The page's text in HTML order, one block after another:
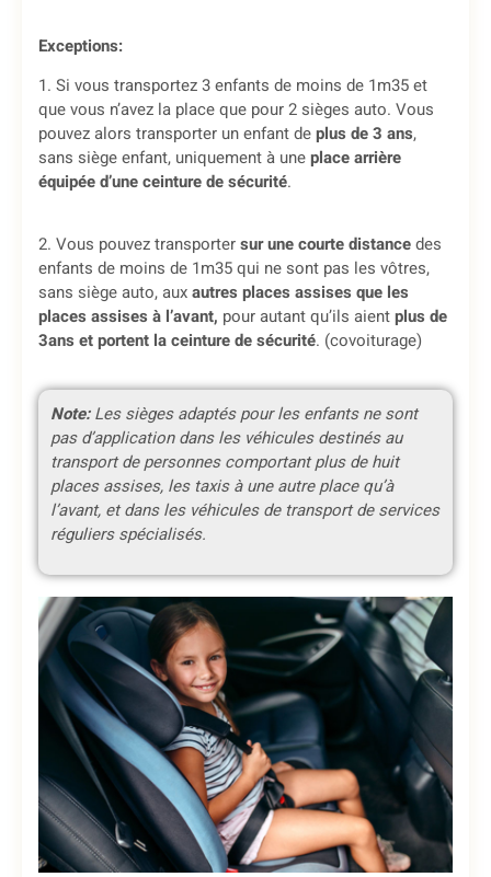
Exceptions:
1. Si vous transportez 3 enfants de moins de 1m35 et
que vous n’avez la place que pour 2 sièges auto. Vous
pouvez alors transporter un enfant deplus de 3 ans,
sans siège enfant, uniquement à uneplace arrière
équipée d’une ceinture de sécurité.
2. Vous pouvez transportersur une courte distancedes
enfants de moins de 1m35 qui ne sont pas les vôtres,
sans siège auto, auxautres places assises que les
places assises à l’avant, pour autant qu’ils aientplus de
3ans et portent la ceinture de sécurité. (covoiturage)
Note:Les sièges adaptés pour les enfants ne sont
pas d’application dans les véhicules destinés au
transport de personnes comportant plus de huit
places assises, les taxis à une autre place qu’à
l’avant, et dans les véhicules de transport de services
réguliers spécialisés.